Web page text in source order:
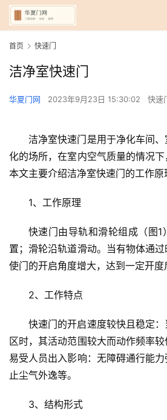
首页 快速门
洁净室快速门
华夏门网 2023年9月23日 15:30:02 快速
洁净室快速门是用于净化车间
化的场所，在室内空气质量的情况下
本文主要介绍洁净室快速门的工作原
1、工作原理
快速门由导轨和滑轮组成（图1
置；滑轮沿轨道滑动。当有物体通
使门的开启角度增大，达到一定开度
2、工作特点
快速门的开启速度较快且稳定
区时，其活动范围较大而动作频率
易受人员出入影响：无障碍通行能
止尘气外逸等。
3、结构形式